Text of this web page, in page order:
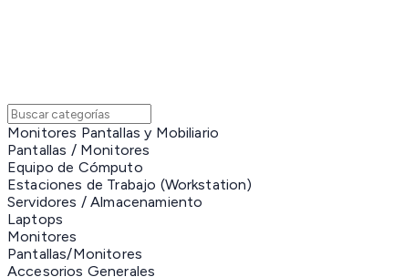
Monitores Pantallas y Mobiliario
Pantallas / Monitores
Equipo de Cómputo
Estaciones de Trabajo (Workstation)
Servidores / Almacenamiento
Laptops
Monitores
Pantallas/Monitores
Accesorios Generales